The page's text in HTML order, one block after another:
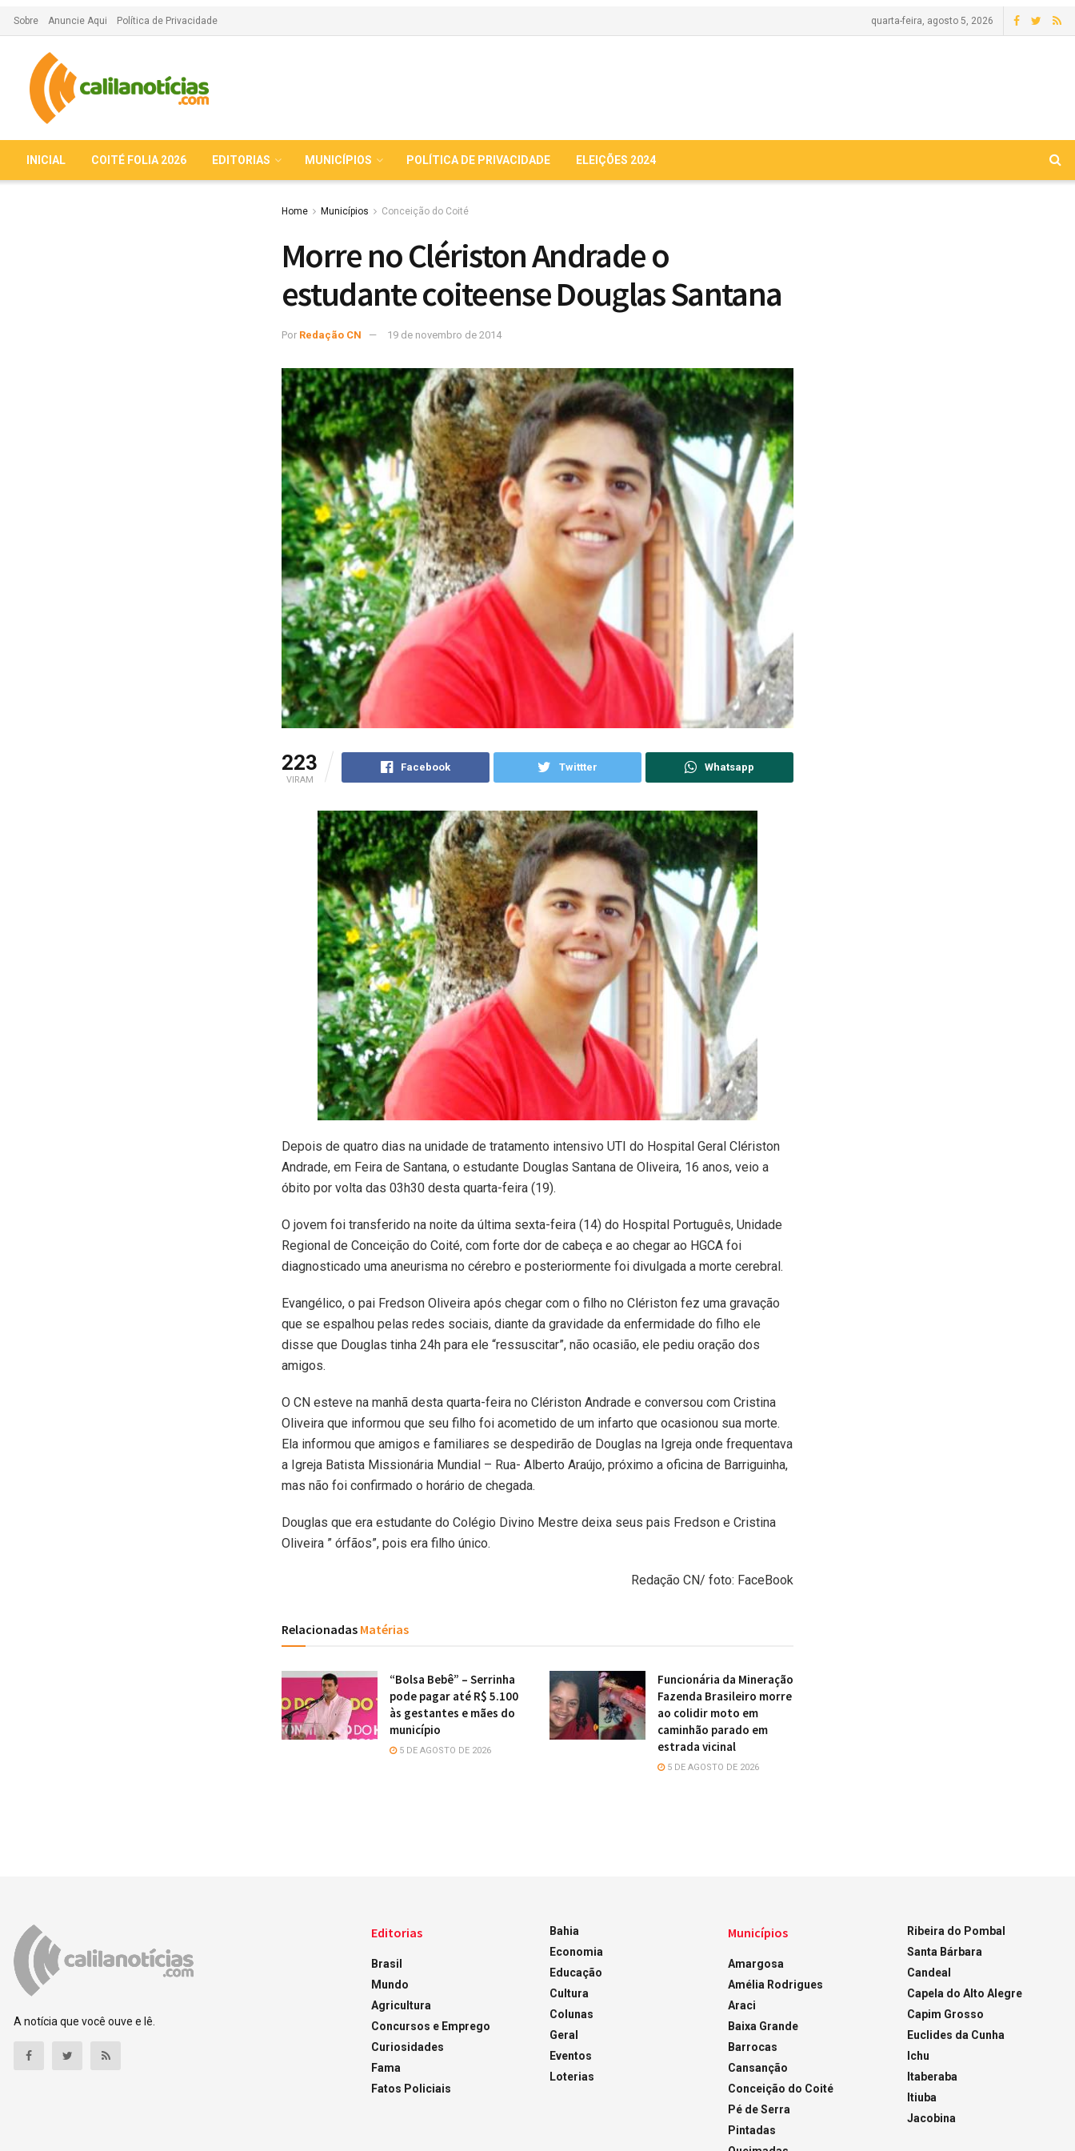
Sobre Anuncie Aqui Política de Privacidade quarta-feira, agosto 5, 2026
INICIAL COITÉ FOLIA 2026 EDITORIAS MUNICÍPIOS POLÍTICA DE PRIVACIDADE ELEIÇÕES 2024
Home Municípios Conceição do Coité
Morre no Clériston Andrade o
estudante coiteense Douglas Santana
Por Redação CN 19 de novembro de 2014
223
VIRAM
Facebook Twittter Whatsapp
Depois de quatro dias na unidade de tratamento intensivo UTI do Hospital Geral Clériston
Andrade, em Feira de Santana, o estudante Douglas Santana de Oliveira, 16 anos, veio a
óbito por volta das 03h30 desta quarta-feira (19).
O jovem foi transferido na noite da última sexta-feira (14) do Hospital Português, Unidade
Regional de Conceição do Coité, com forte dor de cabeça e ao chegar ao HGCA foi
diagnosticado uma aneurisma no cérebro e posteriormente foi divulgada a morte cerebral.
Evangélico, o pai Fredson Oliveira após chegar com o filho no Clériston fez uma gravação
que se espalhou pelas redes sociais, diante da gravidade da enfermidade do filho ele
disse que Douglas tinha 24h para ele “ressuscitar”, não ocasião, ele pediu oração dos
amigos.
O CN esteve na manhã desta quarta-feira no Clériston Andrade e conversou com Cristina
Oliveira que informou que seu filho foi acometido de um infarto que ocasionou sua morte.
Ela informou que amigos e familiares se despedirão de Douglas na Igreja onde frequentava
a Igreja Batista Missionária Mundial – Rua- Alberto Araújo, próximo a oficina de Barriguinha,
mas não foi confirmado o horário de chegada.
Douglas que era estudante do Colégio Divino Mestre deixa seus pais Fredson e Cristina
Oliveira ” órfãos”, pois era filho único.
Redação CN/ foto: FaceBook
Relacionadas Matérias
“Bolsa Bebê” – Serrinha
pode pagar até R$ 5.100
às gestantes e mães do
município
5 DE AGOSTO DE 2026
Funcionária da Mineração
Fazenda Brasileiro morre
ao colidir moto em
caminhão parado em
estrada vicinal
5 DE AGOSTO DE 2026
A notícia que você ouve e lê.
Editorias
Brasil
Mundo
Agricultura
Concursos e Emprego
Curiosidades
Fama
Fatos Policiais
Bahia
Economia
Educação
Cultura
Colunas
Geral
Eventos
Loterias
Municípios
Amargosa
Amélia Rodrigues
Araci
Baixa Grande
Barrocas
Cansanção
Conceição do Coité
Pé de Serra
Pintadas
Ribeira do Pombal
Santa Bárbara
Candeal
Capela do Alto Alegre
Capim Grosso
Euclides da Cunha
Ichu
Itaberaba
Itiuba
Jacobina